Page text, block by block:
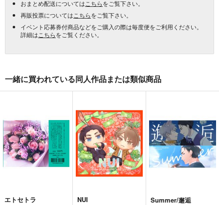
おまとめ配送については こちらをご覧下さい。
再販投票については こちらをご覧下さい。
イベント応募券付商品などをご購入の際は毎度便をご利用ください。
詳細は こちらをご覧ください。
一緒に買われている同人作品または類似商品
エトセトラ NUI Summer/邂逅